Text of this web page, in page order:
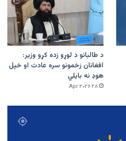
د طالبانو د لوړو زده کړو وزیر:
افغانان زخمونو سره عادت او خپل
هوډ نه بایلي
۲۸ Apr ۲۰۲۶